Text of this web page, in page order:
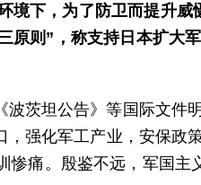
下，为了防卫而提升
则”，称支持日本扩大
茨坦公告》等国际文件
强化军工产业，安保政
痛。殷鉴不远，军国主